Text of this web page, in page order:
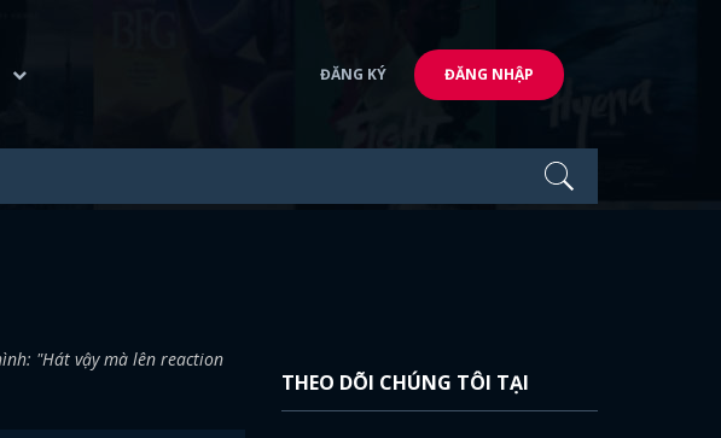
ĐĂNG KÝ ĐĂNG NHẬP
"Hát vậy mà lên reaction
THEO DÕI CHÚNG TÔI TẠI